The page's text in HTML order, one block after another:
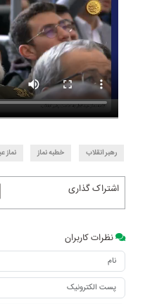
رهبر انقلاب خطبه نماز نماز
اشتراک گذاری
نظرات کاربران